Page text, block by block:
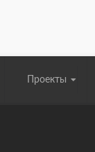
Проекты